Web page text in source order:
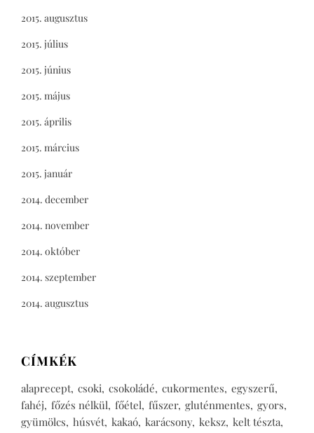
2015. augusztus
2015. július
2015. június
2015. május
2015. április
2015. március
2015. január
2014. december
2014. november
2014. október
2014. szeptember
2014. augusztus
CÍMKÉK
alaprecept csoki csokoládé cukormentes egyszerű
fahéj főzés nélkül főétel fűszer gluténmentes gyors
gyümölcs húsvét kakaó karácsony keksz kelt tészta